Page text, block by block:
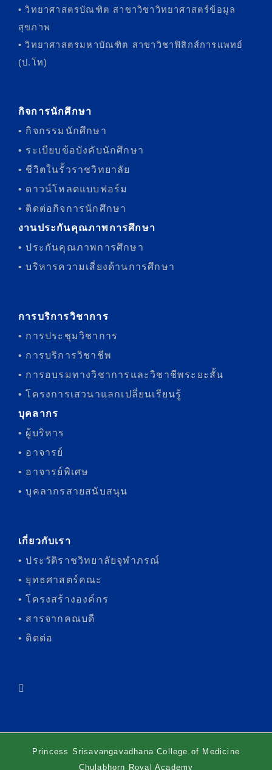
• วิทยาศาสตรบัณฑิต สาขาวิชาวิทยาศาสตร์ข้อมูล
สุขภาพ
• วิทยาศาสตรมหาบัณฑิต สาขาวิชาฟิสิกส์การแพทย์
(ป.โท)
กิจการนักศึกษา
• กิจกรรมนักศึกษา
• ระเบียบข้อบังคับนักศึกษา
• ชีวิตในรั้วราชวิทยาลัย
• ดาวน์โหลดแบบฟอร์ม
• ติดต่อกิจการนักศึกษา
งานประกันคุณภาพการศึกษา
• ประกันคุณภาพการศึกษา
• บริหารความเสี่ยงด้านการศึกษา
การบริการวิชาการ
• การประชุมวิชาการ
• การบริการวิชาชีพ
• การอบรมทางวิชาการและวิชาชีพระยะสั้น
• โครงการเสวนาแลกเปลี่ยนเรียนรู้
บุคลากร
• ผู้บริหาร
• อาจารย์
• อาจารย์พิเศษ
• บุคลากรสายสนับสนุน
เกี่ยวกับเรา
• ประวัติราชวิทยาลัยจุฬาภรณ์
• ยุทธศาสตร์คณะ
• โครงสร้างองค์กร
• สารจากคณบดี
• ติดต่อ
Princess Srisavangavadhana College of Medicine
Chulabhorn Royal Academy